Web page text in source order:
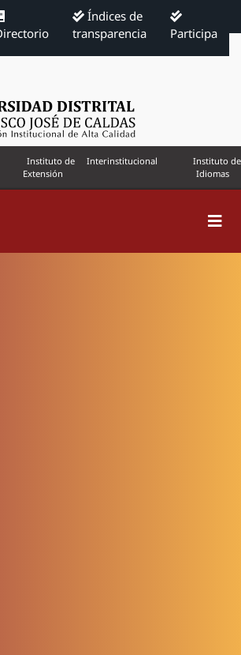
Índices de
transparencia
Participa
Instituto de
Extensión
Interinstitucional
Instituto de
Idiomas